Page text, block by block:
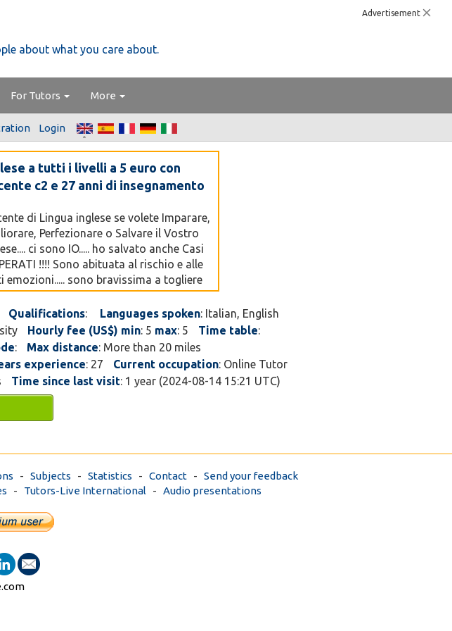
Advertisement
about what you care about.
For Tutors More
Login
a tutti i livelli a 5 euro con
c2 e 27 anni di insegnamento
di Lingua inglese se volete Imparare,
Perfezionare o Salvare il Vostro
ci sono IO..... ho salvato anche Casi
!!!! Sono abituata al rischio e alle
emozioni..... sono bravissima a togliere
dati per spacciati, dalle sabbie
e far loro rivedere la luce del sole......
E' TUTTO VERO !!!! Chiedete! Ho
testimoni reduci da battaglie vinte
27 anni di insegnamento.....
Qualifications: Languages spoken: Italian, English
Hourly fee (US$) min: 5 max: 5 Time table:
: Max distance: More than 20 miles
experience: 27 Current occupation: Online Tutor
Time since last visit: 1 year (2024-08-14 15:21 UTC)
- Subjects - Statistics - Contact - Send your feedback
- Tutors-Live International - Audio presentations